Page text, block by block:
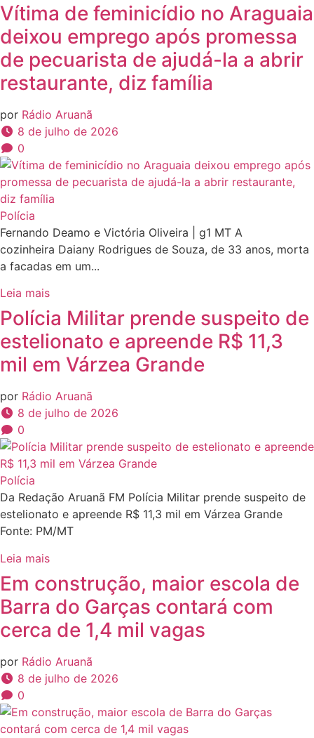
Vítima de feminicídio no Araguaia
deixou emprego após promessa
de pecuarista de ajudá-la a abrir
restaurante, diz família
por Rádio Aruanã
8 de julho de 2026
0
Polícia
Fernando Deamo e Victória Oliveira | g1 MT A
cozinheira Daiany Rodrigues de Souza, de 33 anos, morta
a facadas em um...
Leia mais
Polícia Militar prende suspeito de
estelionato e apreende R$ 11,3
mil em Várzea Grande
por Rádio Aruanã
8 de julho de 2026
0
Polícia
Da Redação Aruanã FM Polícia Militar prende suspeito de
estelionato e apreende R$ 11,3 mil em Várzea Grande
Fonte: PM/MT
Leia mais
Em construção, maior escola de
Barra do Garças contará com
cerca de 1,4 mil vagas
por Rádio Aruanã
8 de julho de 2026
0